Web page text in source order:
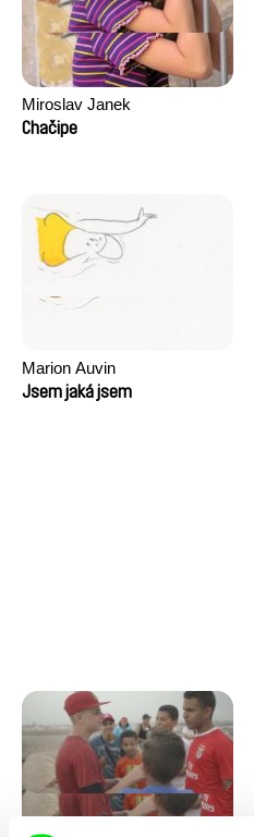
Miroslav Janek
Chačipe
Marion Auvin
Jsem jaká jsem